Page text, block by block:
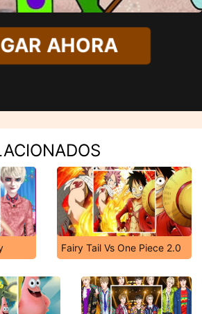
AHORA
Fairy Tail Vs One Piece 2.0